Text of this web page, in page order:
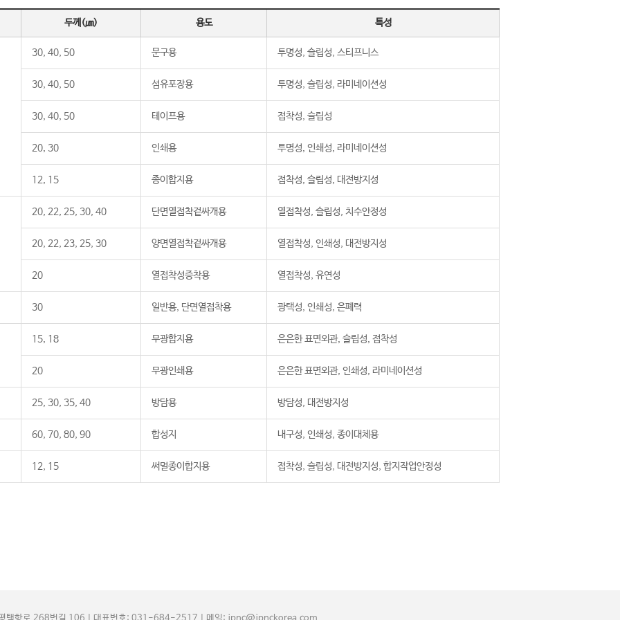
두께(㎛) 용도 특성
30, 40, 50 문구용 투명성, 슬립성, 스티프니스
30, 40, 50 섬유포장용 투명성, 슬립성, 라미네이션성
30, 40, 50 테이프용 접착성, 슬립성
20, 30 인쇄용 투명성, 인쇄성, 라미네이션성
12, 15 종이합지용 접착성, 슬립성, 대전방지성
20, 22, 25, 30, 40 단면열접착겉싸개용 열접착성, 슬립성, 치수안정성
20, 22, 23, 25, 30 양면열접착겉싸개용 열접착성, 인쇄성, 대전방지성
20 열접착성증착용 열접착성, 유연성
30 일반용, 단면열접착용 광택성, 인쇄성, 은폐력
15, 18 무광합지용 은은한 표면외관, 슬립성, 접착성
20 무광인쇄용 은은한 표면외관, 인쇄성, 라미네이션성
25, 30, 35, 40 방담용 방담성, 대전방지성
60, 70, 80, 90 합성지 내구성, 인쇄성, 종이대체용
12, 15 써멀종이합지용 접착성, 슬립성, 대전방지성, 합지작업안정성